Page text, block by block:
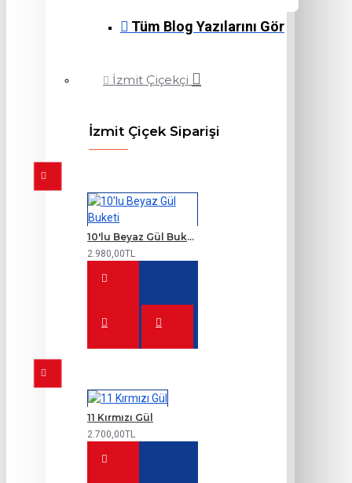
Tüm Blog Yazılarını Gör
İzmit Çiçekçi
İzmit Çiçek Siparişi
10'lu Beyaz Gül Buketi
2.980,00TL
11 Kırmızı Gül
2.700,00TL